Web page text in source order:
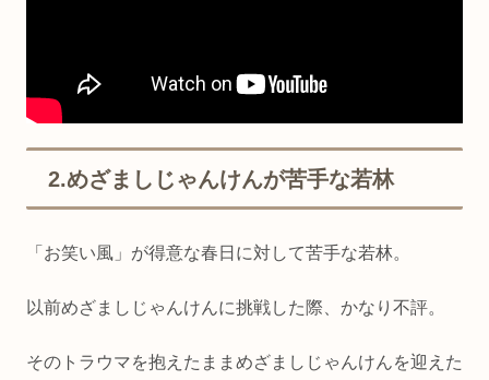
2.めざましじゃんけんが苦手な若林
「お笑い風」が得意な春日に対して苦手な若林。
以前めざましじゃんけんに挑戦した際、かなり不評。
そのトラウマを抱えたままめざましじゃんけんを迎えた